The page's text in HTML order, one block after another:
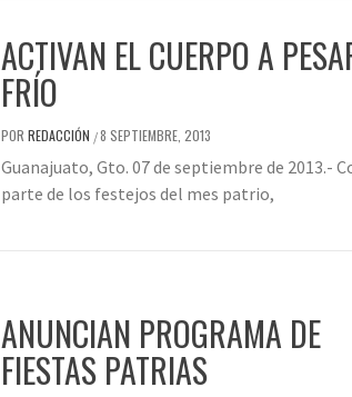
ACTIVAN EL CUERPO A
FRÍO
POR REDACCIÓN /8 SEPTIEMBRE, 2013
Guanajuato, Gto. 07 de septiembre de 2013.-
parte de los festejos del mes patrio,
ANUNCIAN PROGRAMA DE
FIESTAS PATRIAS